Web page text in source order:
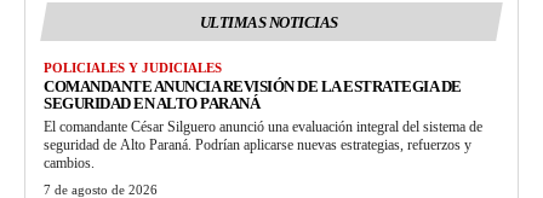
ULTIMAS NOTICIAS
POLICIALES Y JUDICIALES
COMANDANTE ANUNCIA REVISIÓN DE LA ESTRATEGIA DE
SEGURIDAD EN ALTO PARANÁ
El comandante César Silguero anunció una evaluación integral del sistema de
seguridad de Alto Paraná. Podrían aplicarse nuevas estrategias, refuerzos y
cambios.
7 de agosto de 2026